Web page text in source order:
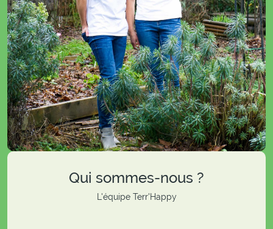
Qui sommes-nous ?
L'équipe Terr'Happy